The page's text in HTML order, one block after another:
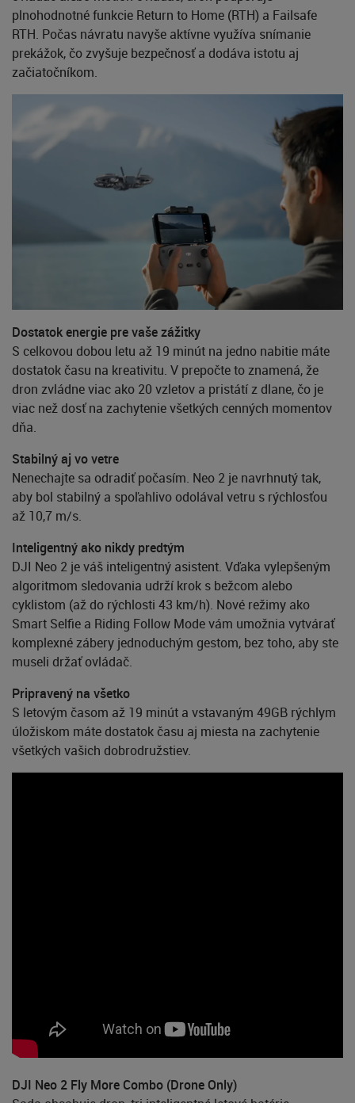
plnohodnotné funkcie Return to Home (RTH) a Failsafe
RTH. Počas návratu navyše aktívne využíva snímanie
prekážok, čo zvyšuje bezpečnosť a dodáva istotu aj
začiatočníkom.
Dostatok energie pre vaše zážitky
S celkovou dobou letu až 19 minút na jedno nabitie máte
dostatok času na kreativitu. V prepočte to znamená, že
dron zvládne viac ako 20 vzletov a pristátí z dlane, čo je
viac než dosť na zachytenie všetkých cenných momentov
dňa.
Stabilný aj vo vetre
Nenechajte sa odradiť počasím. Neo 2 je navrhnutý tak,
aby bol stabilný a spoľahlivo odolával vetru s rýchlosťou
až 10,7 m/s.
Inteligentný ako nikdy predtým
DJI Neo 2 je váš inteligentný asistent. Vďaka vylepšeným
algoritmom sledovania udrží krok s bežcom alebo
cyklistom (až do rýchlosti 43 km/h). Nové režimy ako
Smart Selfie a Riding Follow Mode vám umožnia vytvárať
komplexné zábery jednoduchým gestom, bez toho, aby ste
museli držať ovládač.
Pripravený na všetko
S letovým časom až 19 minút a vstavaným 49GB rýchlym
úložiskom máte dostatok času aj miesta na zachytenie
všetkých vašich dobrodružstiev.
DJI Neo 2 Fly More Combo (Drone Only)